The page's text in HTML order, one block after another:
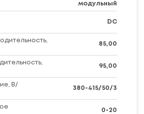
модульный
DC
85,00
95,00
В/
380-415/50/3
0-20